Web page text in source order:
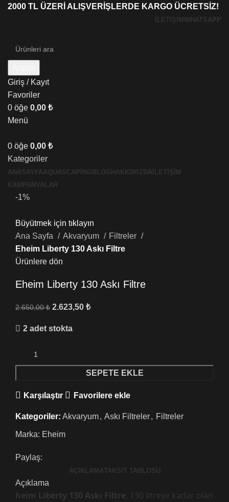
2000 TL ÜZERİ ALIŞVERİŞLERDE KARGO ÜCRETSİZ!
İLETIŞIM WHATSAPP
Giriş / Kayıt
Favoriler
0 öğe 0,00 ₺
Menü
0 öğe 0,00 ₺
Kategoriler
ANASAYFAAQUASCAPING BLOG HAKKIMIZDA İLETİŞİM
KAMPANYALAR
-1%
Büyütmek için tıklayın
Ana Sayfa
Akvaryum
Filtreler
Eheim Liberty 130 Askı Filtre
Ürünlere dön
Eheim Liberty 130 Askı Filtre
2.650,00₺ 2.623,50 ₺
2 adet stokta
SEPETE EKLE
Karşılaştır Favorilere ekle
Kategoriler: Akvaryum, Askı Filtreler, Filtreler
Marka: Eheim
Paylaş:
AÇIKLAMATAKSIT TABLOSU
Açıklama
heim Liberty 130 Askı Filtre , 130 litreye kadar olan